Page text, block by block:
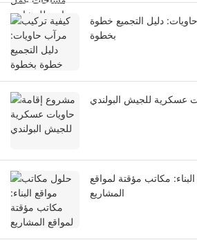
دليل التجميع خطوة
بخطوة
عسكرية للجيش البولندي
مكاتب مؤقتة لمواقع
المشاريع